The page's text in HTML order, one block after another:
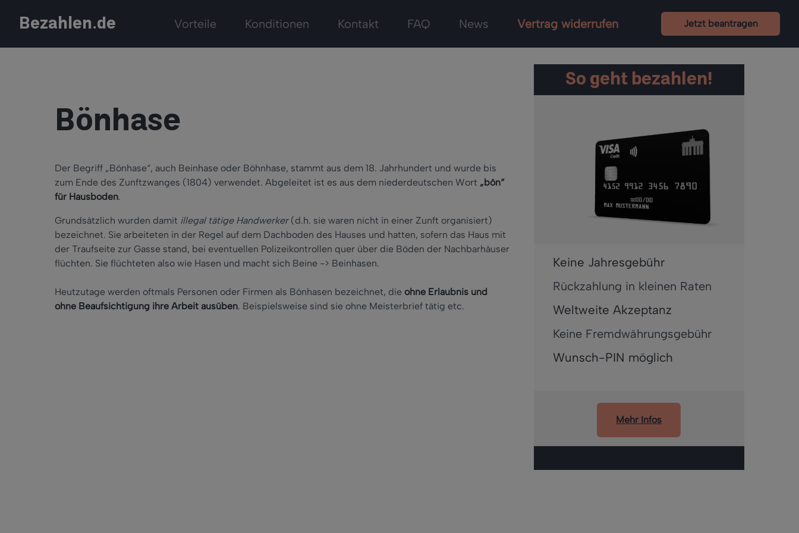
Bezahlen.de Vorteile Konditionen Kontakt FAQ News Vertrag widerrufen Jetzt beantragen
Bönhase
Der Begriff „Bönhase“, auch Beinhase oder Böhnhase, stammt aus dem 18. Jahrhundert und wurde bis
zum Ende des Zunftzwanges (1804) verwendet. Abgeleitet ist es aus dem niederdeutschen Wort „bön“
für Hausboden.
Grundsätzlich wurden damit illegal tätige Handwerker(d.h. sie waren nicht in einer Zunft organisiert)
bezeichnet. Sie arbeiteten in der Regel auf dem Dachboden des Hauses und hatten, sofern das Haus mit
der Traufseite zur Gasse stand, bei eventuellen Polizeikontrollen quer über die Böden der Nachbarhäuser
flüchten. Sie flüchteten also wie Hasen und macht sich Beine -> Beinhasen.
Heutzutage werden oftmals Personen oder Firmen als Bönhasen bezeichnet, die ohne Erlaubnis und
ohne Beaufsichtigung ihre Arbeit ausüben. Beispielsweise sind sie ohne Meisterbrief tätig etc.
So geht bezahlen!
Keine Jahresgebühr
Rückzahlung in kleinen Raten
Weltweite Akzeptanz
Keine Fremdwährungsgebühr
Wunsch-PIN möglich
Mehr Infos